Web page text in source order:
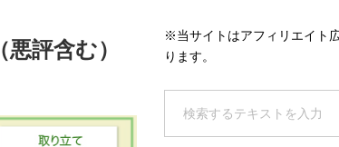
評含む）
※当サイトはアフィリエイト
ります。